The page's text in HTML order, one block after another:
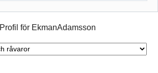
Profil för EkmanAdamsson